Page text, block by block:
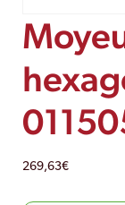
269,63€